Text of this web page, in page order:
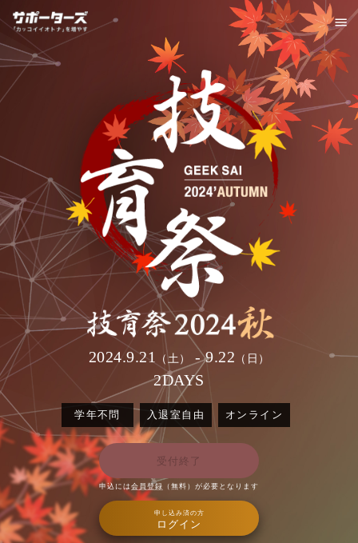
2024.9.21 （土） - 9.22 （日）
2DAYS
学年不問 入退室自由 オンライン
受付終了
申込には 会員登録 （無料）が必要となります
申し込み済の方
ログイン